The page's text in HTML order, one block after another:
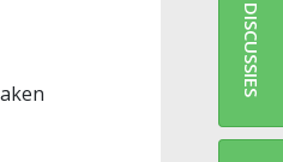
DISCUSSIES